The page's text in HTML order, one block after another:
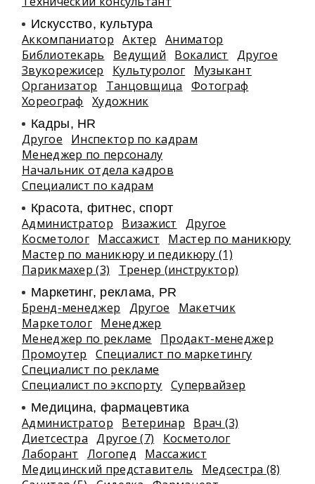
Искусство, культура
Аккомпаниатор Актер
Аниматор
Библиотекарь
Ведущий Вокалист
Другое
Звукорежисер
Культуролог
Музыкант
Организатор
Танцовщица
Фотограф
Хореограф
Художник
Кадры, HR
Другое
Инспектор по кадрам
Менеджер по персоналу
Начальник отдела кадров
Специалист по кадрам
Красота, фитнес, спорт
Администратор Визажист
Другое
Косметолог Массажист
Мастер по маникюру
Мастер по маникюру и педикюру (1)
Парикмахер (3)
Тренер (инструктор)
Маркетинг, реклама, PR
Бренд-менеджер Другое
Макетчик
Маркетолог Менеджер
Менеджер по рекламе
Продакт-менеджер
Промоутер
Специалист по маркетингу
Специалист по рекламе
Специалист по экспорту Супервайзер
Медицина, фармацевтика
Администратор Ветеринар
Врач (3)
Диетсестра
Другое (7)
Косметолог
Лаборант
Логопед
Массажист
Медицинский представитель
Медсестра (8)